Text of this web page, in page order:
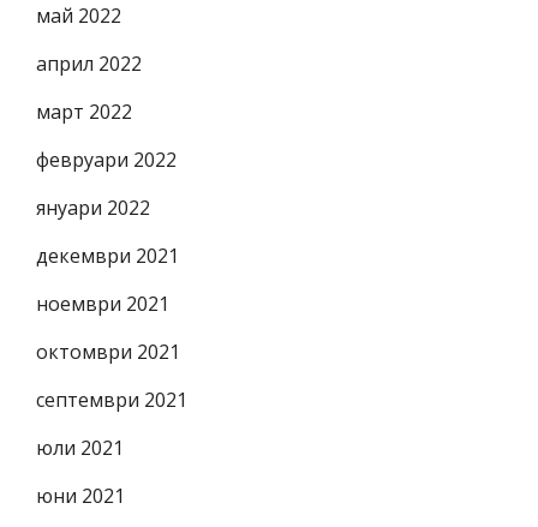
май 2022
април 2022
март 2022
февруари 2022
януари 2022
декември 2021
ноември 2021
октомври 2021
септември 2021
юли 2021
юни 2021